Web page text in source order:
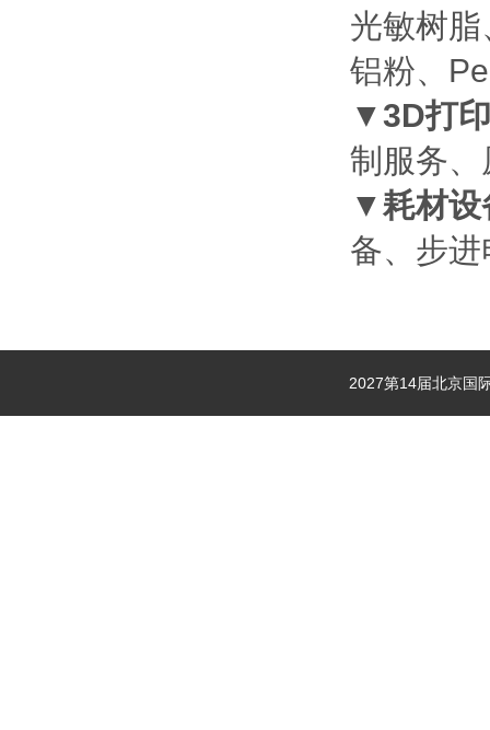
光敏树
铝粉、
▼3D打
制服务
▼耗材设
备、步
2027第14届北京国